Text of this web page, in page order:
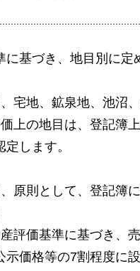
に基づき、地目別に定
宅地、鉱泉地、池沼
上の地目は、登記簿
します。
原則として、登記簿
評価基準に基づき、
価格等の7割程度に